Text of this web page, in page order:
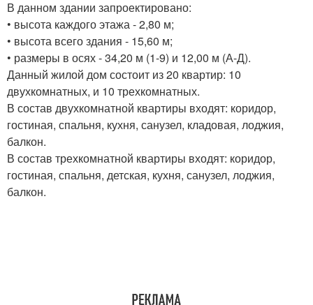
В данном здании запроектировано:
• высота каждого этажа - 2,80 м;
• высота всего здания - 15,60 м;
• размеры в осях - 34,20 м (1-9) и 12,00 м (А-Д).
Данный жилой дом состоит из 20 квартир: 10
двухкомнатных, и 10 трехкомнатных.
В состав двухкомнатной квартиры входят: коридор,
гостиная, спальня, кухня, санузел, кладовая, лоджия,
балкон.
В состав трехкомнатной квартиры входят: коридор,
гостиная, спальня, детская, кухня, санузел, лоджия,
балкон.